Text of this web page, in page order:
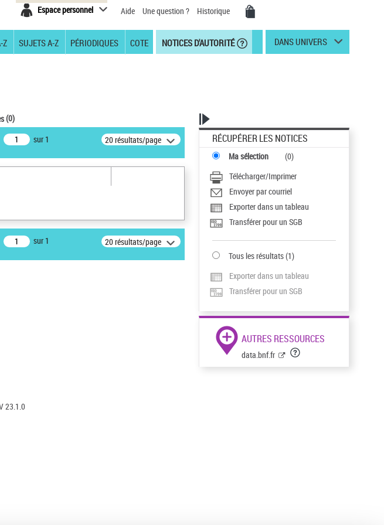
Espace personnel Aide Une question ? Historique
Z SUJETS A-Z PÉRIODIQUES COTE NOTICES D'AUTORITÉ DANS UNIVERS
(0)
sur 1 20 résultats/page
sur 1 20 résultats/page
RÉCUPÉRER LES NOTICES
Ma sélection (0)
Télécharger/Imprimer
Envoyer par courriel
Exporter dans un tableau
Transférer pour un SGB
Tous les résultats(1)
Exporter dans un tableau
Transférer pour un SGB
AUTRES RESSOURCES
data.bnf.fr
23.1.0